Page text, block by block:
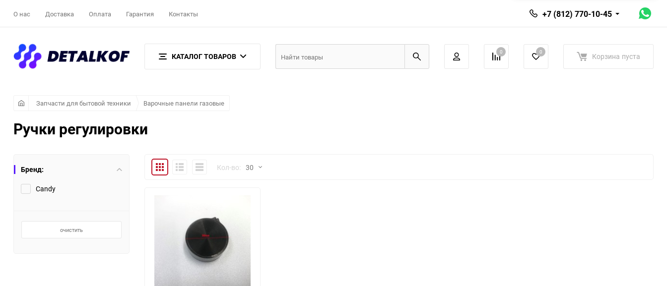
О нас Доставка Оплата Гарантия Контакты +7 (812) 770-10-45
КАТАЛОГ ТОВАРОВ 0 0 Корзина пуста
Запчасти для бытовой техники Варочные панели газовые
Ручки регулировки
Бренд:
Candy
очистить
ПлиткаПодробноКомпактноКол-во: 30
90
150